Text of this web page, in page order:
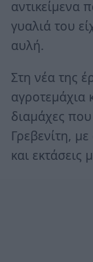
αντικείμενα
γυαλιά του
αυλή.
Στη νέα της
αγροτεμάχια
διαμάχες που
Γρεβενίτη,
και εκτάσεις